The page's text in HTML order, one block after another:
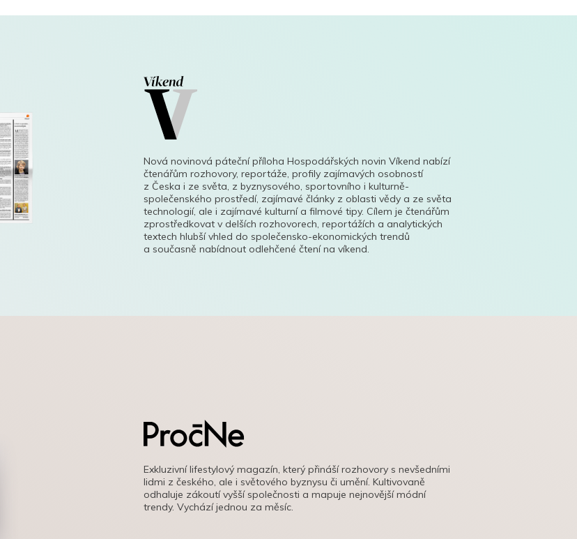
Nová novinová páteční příloha Hospodářských novin Víkend nabízí
čtenářům rozhovory, reportáže, profily zajímavých osobností
z Česka i ze světa, z byznysového, sportovního i kulturně-
společenského prostředí, zajímavé články z oblasti vědy a ze světa
technologií, ale i zajímavé kulturní a filmové tipy. Cílem je čtenářům
zprostředkovat v delších rozhovorech, reportážích a analytických
textech hlubší vhled do společensko-ekonomických trendů
a současně nabídnout odlehčené čtení na víkend.
Exkluzivní lifestylový magazín, který přináší rozhovory s nevšedními
lidmi z českého, ale i světového byznysu či umění. Kultivovaně
odhaluje zákoutí vyšší společnosti a mapuje nejnovější módní
trendy. Vychází jednou za měsíc.